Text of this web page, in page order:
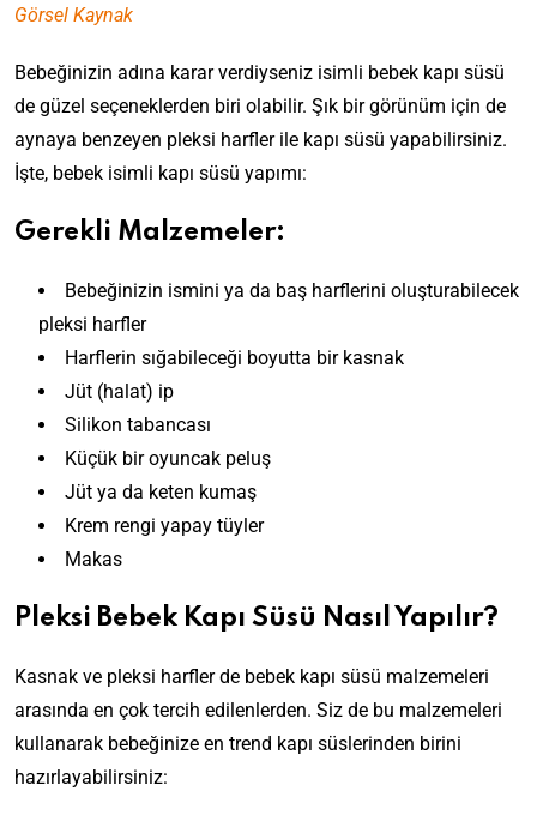
Görsel Kaynak
Bebeğinizin adına karar verdiyseniz isimli bebek kapı süsü
de güzel seçeneklerden biri olabilir. Şık bir görünüm için de
aynaya benzeyen pleksi harfler ile kapı süsü yapabilirsiniz.
İşte, bebek isimli kapı süsü yapımı:
Gerekli Malzemeler:
Bebeğinizin ismini ya da baş harflerini oluşturabilecek
pleksi harfler
Harflerin sığabileceği boyutta bir kasnak
Jüt (halat) ip
Silikon tabancası
Küçük bir oyuncak peluş
Jüt ya da keten kumaş
Krem rengi yapay tüyler
Makas
Pleksi Bebek Kapı Süsü Nasıl Yapılır?
Kasnak ve pleksi harfler de bebek kapı süsü malzemeleri
arasında en çok tercih edilenlerden. Siz de bu malzemeleri
kullanarak bebeğinize en trend kapı süslerinden birini
hazırlayabilirsiniz: